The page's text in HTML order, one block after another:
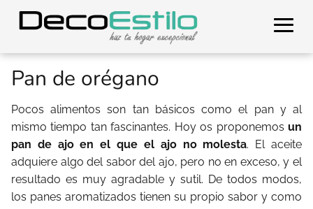
Pan de orégano
Pocos alimentos son tan básicos como el pan y al
mismo tiempo tan fascinantes. Hoy os proponemos un
pan de ajo en el que el ajo no molesta. El aceite
adquiere algo del sabor del ajo, pero no en exceso, y el
resultado es muy agradable y sutil. De todos modos,
los panes aromatizados tienen su propio sabor y como